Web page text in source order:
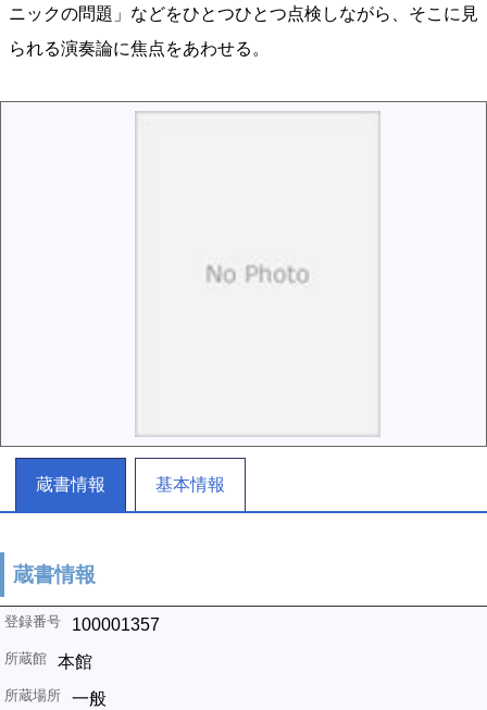
ニックの問題」などをひとつひとつ点検しながら、そこに見
られる演奏論に焦点をあわせる。
蔵書情報 基本情報
蔵書情報
100001357
本館
一般